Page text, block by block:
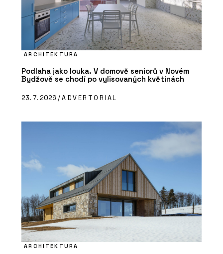
ARCHITEKTURA
Podlaha jako louka. V domově seniorů v Novém
Bydžově se chodí po vylisovaných květinách
23. 7. 2026 /ADVERTORIAL
ARCHITEKTURA